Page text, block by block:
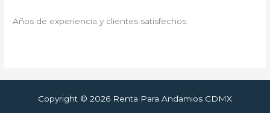
Años de experiencia y clientes satisfechos.
Copyright © 2026 Renta Para Andamios CDMX